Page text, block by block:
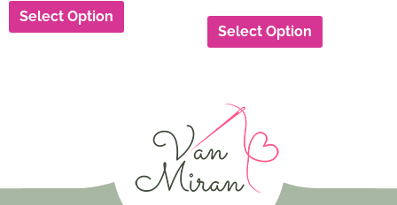
Select Option
Select Option